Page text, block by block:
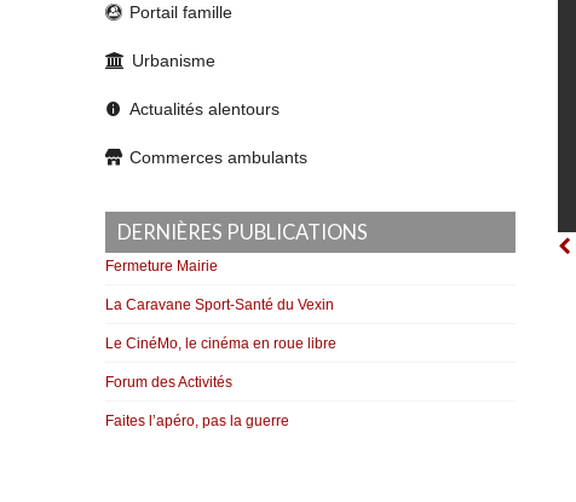
Portail famille
Urbanisme
Actualités alentours
Commerces ambulants
DERNIÈRES PUBLICATIONS
Fermeture Mairie
La Caravane Sport-Santé du Vexin
Le CinéMo, le cinéma en roue libre
Forum des Activités
Faites l’apéro, pas la guerre